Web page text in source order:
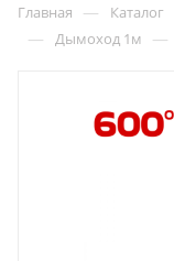
Главная — Каталог
— Дымоход 1м —